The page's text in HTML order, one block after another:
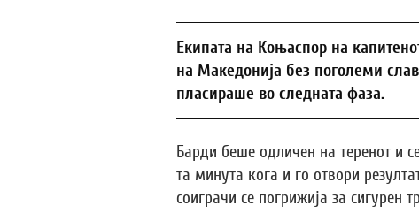
Eкипата на Коњаспор на
на Македонија без поголеми
пласираше во следната фаза.
Барди беше одличен на теренот и
та минута кога и го отвори
соиграчи се погрижија за сигурен